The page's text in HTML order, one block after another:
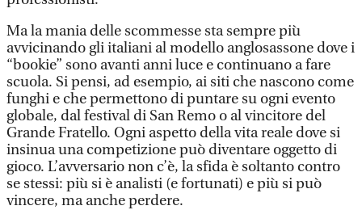
Ma la mania delle scommesse sta sempre più
avvicinando gli italiani al modello anglosassone dove i
“bookie” sono avanti anni luce e continuano a fare
scuola. Si pensi, ad esempio, ai siti che nascono come
funghi e che permettono di puntare su ogni evento
globale, dal festival di San Remo o al vincitore del
Grande Fratello. Ogni aspetto della vita reale dove si
insinua una competizione può diventare oggetto di
gioco. L’avversario non c’è, la sfida è soltanto contro
se stessi: più si è analisti (e fortunati) e più si può
vincere, ma anche perdere.